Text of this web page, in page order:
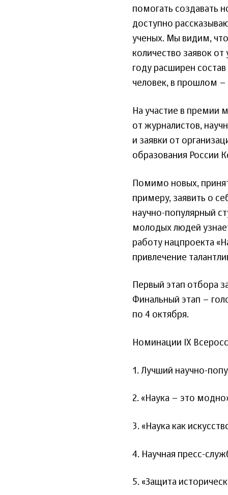
помогать создавать
доступно
ученых. Мы видим,
количество заявок
году расширен
человек, в прошлом –
На участие в премии
от журналистов,
и заявки от
образования России
Помимо новых,
примеру, заявить о
научно-популярный
молодых людей
работу нацпроекта
привлечение
Первый этап отбора
Финальный этап –
по 4 октября.
Номинации IX
1. Лучший научно-
2. «Наука – это
3. «Наука как
4. Научная пресс-
5. «Защита